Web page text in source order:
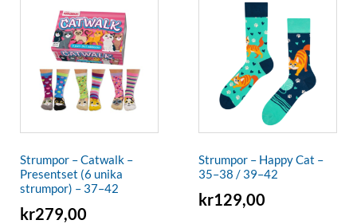
Strumpor – Catwalk –
Presentset (6 unika
strumpor) – 37–42
kr279,00
Strumpor – Happy Cat –
35–38 / 39–42
kr129,00